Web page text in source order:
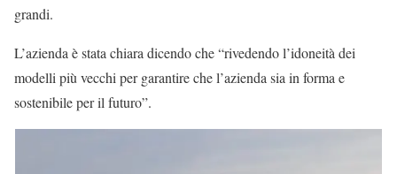
grandi.
L’azienda è stata chiara dicendo che “rivedendo l’idoneità dei
modelli più vecchi per garantire che l’azienda sia in forma e
sostenibile per il futuro”.